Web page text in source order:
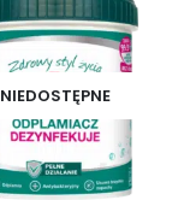
NIEDOSTĘPNE